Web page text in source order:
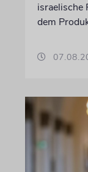
israelische
dem